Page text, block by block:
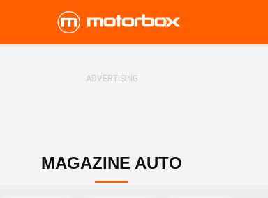
MAGAZINE AUTO